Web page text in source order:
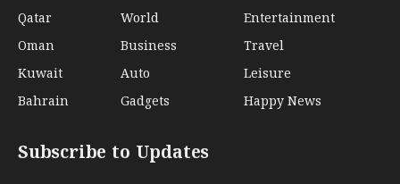
Qatar
Oman
Kuwait
Bahrain
World
Business
Auto
Gadgets
Entertainment
Travel
Leisure
Happy News
Subscribe to Updates